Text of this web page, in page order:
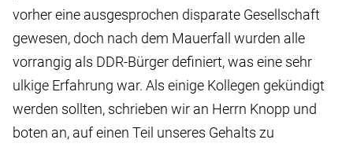
vorher eine ausgesprochen disparate Gesellschaft
gewesen, doch nach dem Mauerfall wurden alle
vorrangig als DDR-Bürger definiert, was eine sehr
ulkige Erfahrung war. Als einige Kollegen gekündigt
werden sollten, schrieben wir an Herrn Knopp und
boten an, auf einen Teil unseres Gehalts zu